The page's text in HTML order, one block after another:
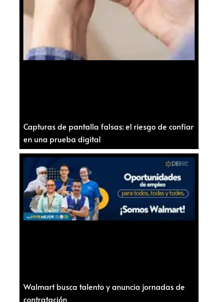
Capturas de pantalla falsas: el riesgo de confiar
en una prueba digital
Walmart busca talento y anuncia jornadas de
contratación